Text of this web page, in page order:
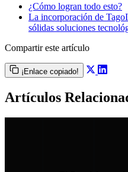
¿Cómo logran todo esto?
La incorporación de
sólidas soluciones
Compartir este artículo
¡Enlace copiado!
Artículos